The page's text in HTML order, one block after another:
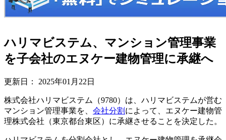
ハリマビステム、マンション管理事業
を子会社のエヌケー建物管理に承継へ
更新日： 2025年01月22日
株式会社ハリマビステム（9780）は、ハリマビステムが営む
マンション管理事業を、 会社分割 によって、エヌケー建物管
理株式会社（東京都台東区）に承継させることを決定した。